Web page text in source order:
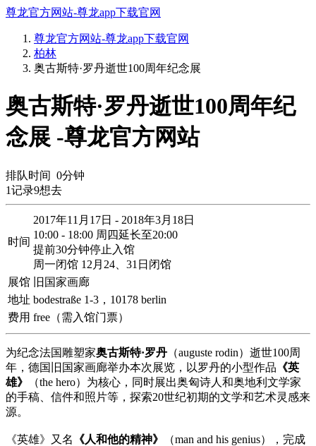
尊龙官方网站-尊龙app下载官网
尊龙官方网站-尊龙app下载官网
柏林
奥古斯特·罗丹逝世100周年纪念展
奥古斯特·罗丹逝世100周年纪
念展 -尊龙官方网站
排队时间 0分钟
1记录9想去
时间
2017年11月17日 - 2018年3月18日
10:00 - 18:00 周四延长至20:00
提前30分钟停止入馆
周一闭馆 12月24、31日闭馆
展馆
旧国家画廊
地址 bodestraße 1-3，10178 berlin
费用 free（需入馆门票）
为纪念法国雕塑家奥古斯特·罗丹 （auguste rodin）逝世100周
年，德国旧国家画廊举办本次展览，以罗丹的小型作品 《英
雄》
（the hero）为核心，同时展出奥匈诗人和奥地利文学家
的手稿、信件和照片等，探索20世纪初期的文学和艺术灵感来
源。
《英雄》又名 《人和他的精神》
（man and his genius），完成